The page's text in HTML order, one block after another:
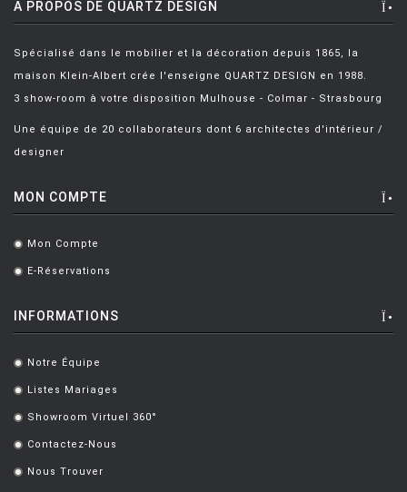
A PROPOS DE QUARTZ DESIGN
Spécialisé dans le mobilier et la décoration depuis 1865, la
maison Klein-Albert crée l'enseigne QUARTZ DESIGN en 1988.
3 show-room à votre disposition Mulhouse - Colmar - Strasbourg
Une équipe de 20 collaborateurs dont 6 architectes d'intérieur /
designer
MON COMPTE
. Mon Compte
. E-Réservations
INFORMATIONS
. Notre Équipe
. Listes Mariages
. Showroom Virtuel 360°
. Contactez-Nous
. Nous Trouver